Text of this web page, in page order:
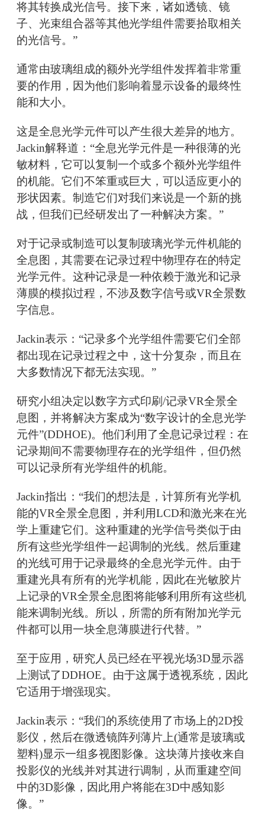
将其转换成光信号。接下来，诸如透镜、镜
子、光束组合器等其他光学组件需要拾取相关
的光信号。”
通常由玻璃组成的额外光学组件发挥着非常重
要的作用，因为他们影响着显示设备的最终性
能和大小。
这是全息光学元件可以产生很大差异的地方。
Jackin解释道：“全息光学元件是一种很薄的光
敏材料，它可以复制一个或多个额外光学组件
的机能。它们不笨重或巨大，可以适应更小的
形状因素。制造它们对我们来说是一个新的挑
战，但我们已经研发出了一种解决方案。”
对于记录或制造可以复制玻璃光学元件机能的
全息图，其需要在记录过程中物理存在的特定
光学元件。这种记录是一种依赖于激光和记录
薄膜的模拟过程，不涉及数字信号或VR全景数
字信息。
Jackin表示：“记录多个光学组件需要它们全部
都出现在记录过程之中，这十分复杂，而且在
大多数情况下都无法实现。”
研究小组决定以数字方式印刷/记录VR全景全
息图，并将解决方案成为“数字设计的全息光学
元件”(DDHOE)。他们利用了全息记录过程：在
记录期间不需要物理存在的光学组件，但仍然
可以记录所有光学组件的机能。
Jackin指出：“我们的想法是，计算所有光学机
能的VR全景全息图，并利用LCD和激光来在光
学上重建它们。这种重建的光学信号类似于由
所有这些光学组件一起调制的光线。然后重建
的光线可用于记录最终的全息光学元件。由于
重建光具有所有的光学机能，因此在光敏胶片
上记录的VR全景全息图将能够利用所有这些机
能来调制光线。所以，所需的所有附加光学元
件都可以用一块全息薄膜进行代替。”
至于应用，研究人员已经在平视光场3D显示器
上测试了DDHOE。由于这属于透视系统，因此
它适用于增强现实。
Jackin表示：“我们的系统使用了市场上的2D投
影仪，然后在微透镜阵列薄片上(通常是玻璃或
塑料)显示一组多视图影像。这块薄片接收来自
投影仪的光线并对其进行调制，从而重建空间
中的3D影像，因此用户将能在3D中感知影
像。”